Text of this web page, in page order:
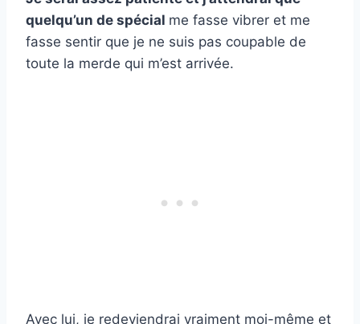
quelqu’un de spécial me fasse vibrer et me
fasse sentir que je ne suis pas coupable de
toute la merde qui m’est arrivée.
Avec lui, je redeviendrai vraiment moi-même et